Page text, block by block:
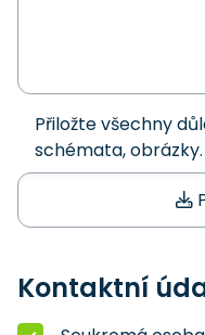
Přiložte všechny
schémata, obrázky.
Kontaktní